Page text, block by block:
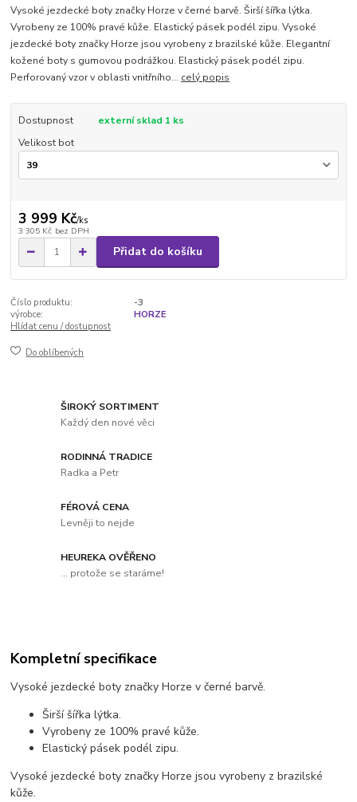
Vysoké jezdecké boty značky Horze v černé barvě. Širší šířka lýtka.
Vyrobeny ze 100% pravé kůže. Elastický pásek podél zipu. Vysoké
jezdecké boty značky Horze jsou vyrobeny z brazilské kůže. Elegantní
kožené boty s gumovou podrážkou. Elastický pásek podél zipu.
Perforovaný vzor v oblasti vnitřního... celý popis
Dostupnost
externí sklad 1 ks
Velikost bot
3 999 Kč/ks
3 305 Kč bez DPH
Přidat do košíku
Číslo produktu:
-3
výrobce:
HORZE
Hlídat cenu / dostupnost
Do oblíbených
ŠIROKÝ SORTIMENT
Každý den nové věci
RODINNÁ TRADICE
Radka a Petr
FÉROVÁ CENA
Levněji to nejde
HEUREKA OVĚŘENO
... protože se staráme!
Kompletní specifikace
Vysoké jezdecké boty značky Horze v černé barvě.
Širší šířka lýtka.
Vyrobeny ze 100% pravé kůže.
Elastický pásek podél zipu.
Vysoké jezdecké boty značky Horze jsou vyrobeny z brazilské
kůže.